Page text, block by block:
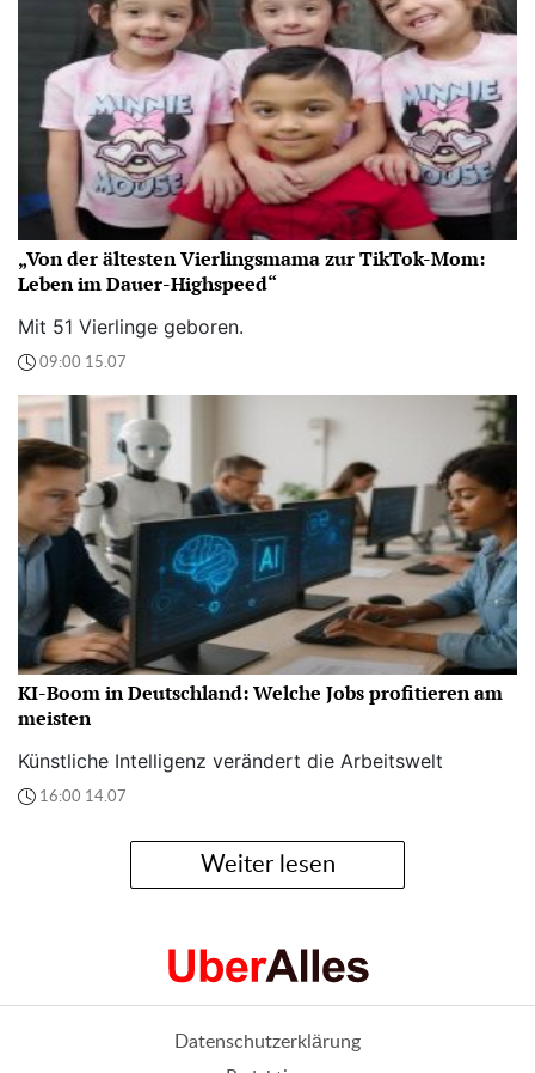
„Von der ältesten Vierlingsmama zur TikTok-Mom:
Leben im Dauer-Highspeed“
Mit 51 Vierlinge geboren.
09:00 15.07
KI-Boom in Deutschland: Welche Jobs profitieren am
meisten
Künstliche Intelligenz verändert die Arbeitswelt
16:00 14.07
Weiter lesen
Datenschutzerklärung